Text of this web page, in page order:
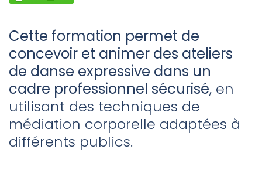
Cette formation permet de
concevoir et animer des ateliers
de danse expressive dans un
cadre professionnel sécurisé, en
utilisant des techniques de
médiation corporelle adaptées à
différents publics.